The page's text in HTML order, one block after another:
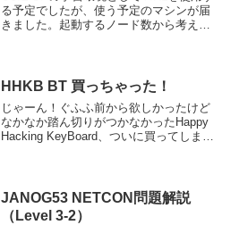
る予定でしたが、使う予定のマシンが届
きました。起動するノード数から考え
HHKB BT 買っちゃった！
じゃーん！ぐふふ前から欲しかったけど
なかなか踏ん切りがつかなかったHappy
Hacking KeyBoard、ついに買ってしまい
JANOG53 NETCON問題解説
（Level 3-2）